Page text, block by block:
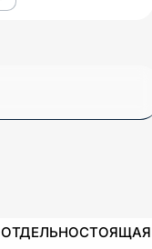
ОТДЕЛЬНОСТОЯЩАЯ